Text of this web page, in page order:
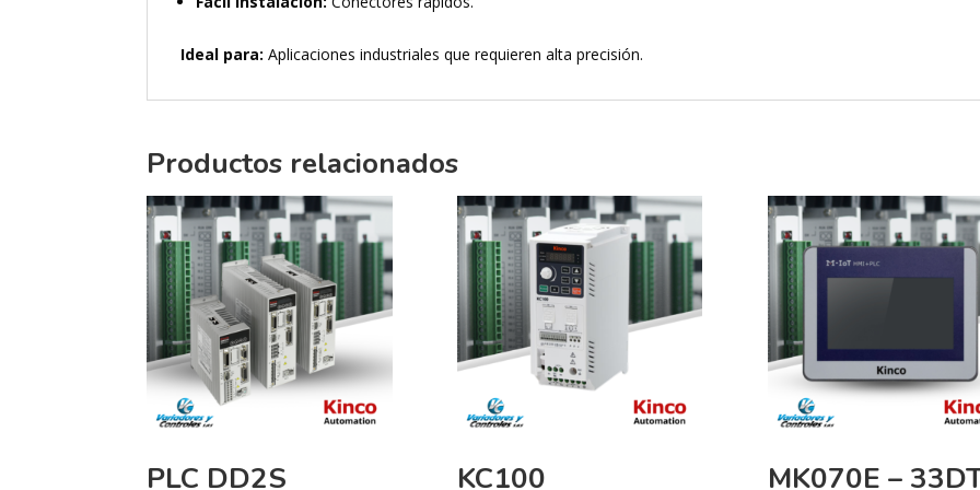
Ideal para: Aplicaciones industriales que requieren alta precisión.
Productos relacionados
PLC DD2S KC100 MK070E –